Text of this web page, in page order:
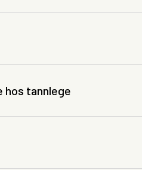
hos tannlege